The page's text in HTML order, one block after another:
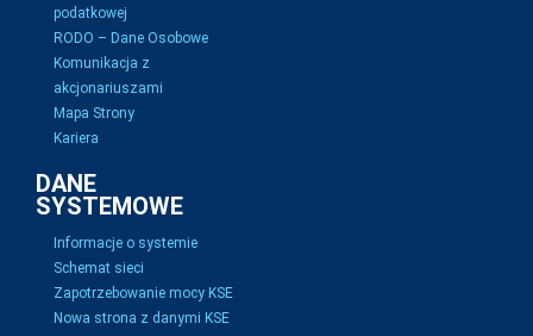
podatkowej
RODO – Dane Osobowe
Komunikacja z
akcjonariuszami
Mapa Strony
Kariera
DANE
SYSTEMOWE
Informacje o systemie
Schemat sieci
Zapotrzebowanie mocy KSE
Nowa strona z danymi KSE